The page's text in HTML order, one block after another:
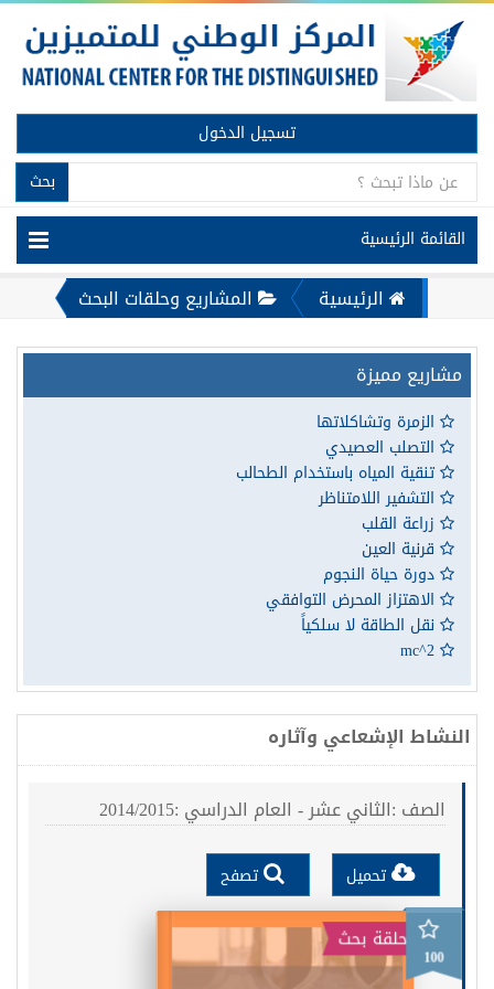
تسجيل الدخول
بحث
القائمة الرئيسية
الرئيسية المشاريع وحلقات البحث
مشاريع مميزة
الزمرة وتشاكلاتها
التصلب العصيدي
تنقية المياه باستخدام الطحالب
التشفير اللامتناظر
زراعة القلب
قرنية العين
دورة حياة النجوم
الاهتزاز المحرض التوافقي
نقل الطاقة لا سلكياً
النشاط الإشعاعي وآثاره
الصف :الثاني عشر - العام الدراسي :2014/2015
تحميل تصفح
حلقة بحث
100